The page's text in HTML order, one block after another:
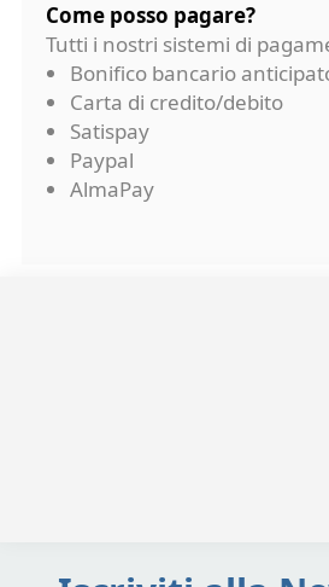
Come posso pagare?
Tutti i nostri sistemi di
Bonifico bancario
Carta di credito/debito
Satispay
Paypal
AlmaPay